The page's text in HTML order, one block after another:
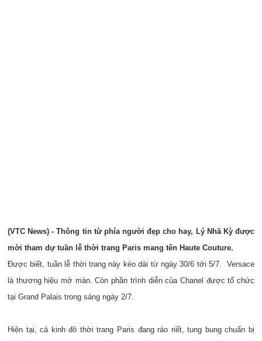
(VTC News) - Thông tin từ phía người đẹp cho hay, Lý Nhã Kỳ được
mời tham dự tuần lễ thời trang Paris mang tên Haute Couture.
Được biết, tuần lễ thời trang này kéo dài từ ngày 30/6 tới 5/7. Versace
là thương hiệu mở màn. Còn phần trình diễn của Chanel được tổ chức
tại Grand Palais trong sáng ngày 2/7.
Hiện tại, cả kinh đô thời trang Paris đang ráo riết, tung bung chuẩn bị